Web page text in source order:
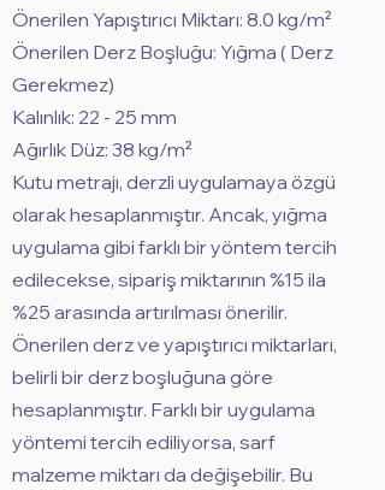
Önerilen Yapıştırıcı Miktarı: 8.0 kg/m²
Önerilen Derz Boşluğu: Yığma ( Derz
Gerekmez)
Kalınlık: 22 - 25 mm
Ağırlık Düz: 38 kg/m²
Kutu metrajı, derzli uygulamaya özgü
olarak hesaplanmıştır. Ancak, yığma
uygulama gibi farklı bir yöntem tercih
edilecekse, sipariş miktarının %15 ila
%25 arasında artırılması önerilir.
Önerilen derz ve yapıştırıcı miktarları,
belirli bir derz boşluğuna göre
hesaplanmıştır. Farklı bir uygulama
yöntemi tercih ediliyorsa, sarf
malzeme miktarı da değişebilir. Bu